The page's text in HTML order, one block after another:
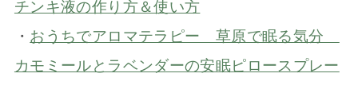
チンキ液の作り方＆使い方
・ おうちでアロマテラピー 草原で眠る気分
カモミールとラベンダーの安眠ピロースプレー